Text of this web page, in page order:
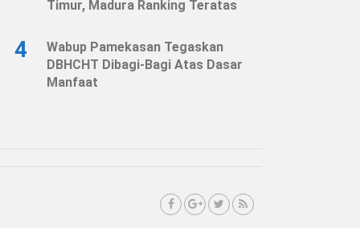
Timur, Madura Ranking Teratas
4
Wabup Pamekasan Tegaskan
DBHCHT Dibagi-Bagi Atas Dasar
Manfaat